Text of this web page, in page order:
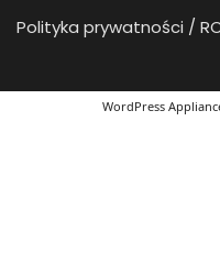
Polityka prywatności
WordPress